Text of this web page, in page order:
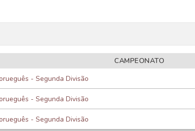
CAMPEONATO
- Segunda Divisão
- Segunda Divisão
- Segunda Divisão